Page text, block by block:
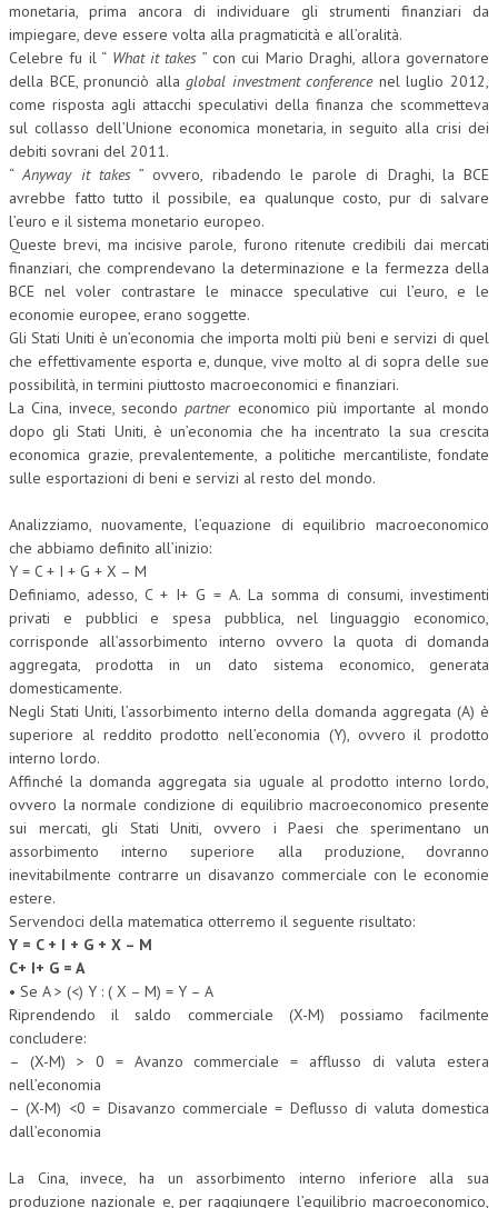
monetaria, prima ancora di individuare gli strumenti finanziari da
impiegare, deve essere volta alla pragmaticità e all’oralità.
Celebre fu il “ What it takes ” con cui Mario Draghi, allora governatore
della BCE, pronunciò allaglobal investment conferencenel luglio 2012,
come risposta agli attacchi speculativi della finanza che scommetteva
sul collasso dell’Unione economica monetaria, in seguito alla crisi dei
debiti sovrani del 2011.
“Anyway it takes” ovvero, ribadendo le parole di Draghi, la BCE
avrebbe fatto tutto il possibile, ea qualunque costo, pur di salvare
l’euro e il sistema monetario europeo.
Queste brevi, ma incisive parole, furono ritenute credibili dai mercati
finanziari, che comprendevano la determinazione e la fermezza della
BCE nel voler contrastare le minacce speculative cui l’euro, e le
economie europee, erano soggette.
Gli Stati Uniti è un’economia che importa molti più beni e servizi di quel
che effettivamente esporta e, dunque, vive molto al di sopra delle sue
possibilità, in termini piuttosto macroeconomici e finanziari.
La Cina, invece, secondopartnereconomico più importante al mondo
dopo gli Stati Uniti, è un’economia che ha incentrato la sua crescita
economica grazie, prevalentemente, a politiche mercantiliste, fondate
sulle esportazioni di beni e servizi al resto del mondo.
Analizziamo, nuovamente, l’equazione di equilibrio macroeconomico
che abbiamo definito all’inizio:
Y = C + I + G + X – M
Definiamo, adesso, C + I+ G = A. La somma di consumi, investimenti
privati e pubblici e spesa pubblica, nel linguaggio economico,
corrisponde all’assorbimento interno ovvero la quota di domanda
aggregata, prodotta in un dato sistema economico, generata
domesticamente.
Negli Stati Uniti, l’assorbimento interno della domanda aggregata (A) è
superiore al reddito prodotto nell’economia (Y), ovvero il prodotto
interno lordo.
Affinché la domanda aggregata sia uguale al prodotto interno lordo,
ovvero la normale condizione di equilibrio macroeconomico presente
sui mercati, gli Stati Uniti, ovvero i Paesi che sperimentano un
assorbimento interno superiore alla produzione, dovranno
inevitabilmente contrarre un disavanzo commerciale con le economie
estere.
Servendoci della matematica otterremo il seguente risultato:
Y = C + I + G + X – M
C+ I+ G = A
• Se A > (<) Y : ( X – M) = Y – A
Riprendendo il saldo commerciale (X-M) possiamo facilmente
concludere:
– (X-M) > 0 = Avanzo commerciale = afflusso di valuta estera
nell’economia
– (X-M) <0 = Disavanzo commerciale = Deflusso di valuta domestica
dall’economia
La Cina, invece, ha un assorbimento interno inferiore alla sua
produzione nazionale e, per raggiungere l’equilibrio macroeconomico,